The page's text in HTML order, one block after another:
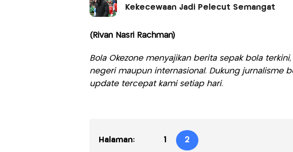
Kekecewaan Jadi Pelecut Semangat
(Rivan Nasri Rachman)
Bola Okezone menyajikan berita sepak bola
negeri maupun internasional. Dukung jurnalisme
update tercepat kami setiap hari.
Halaman: 1 2